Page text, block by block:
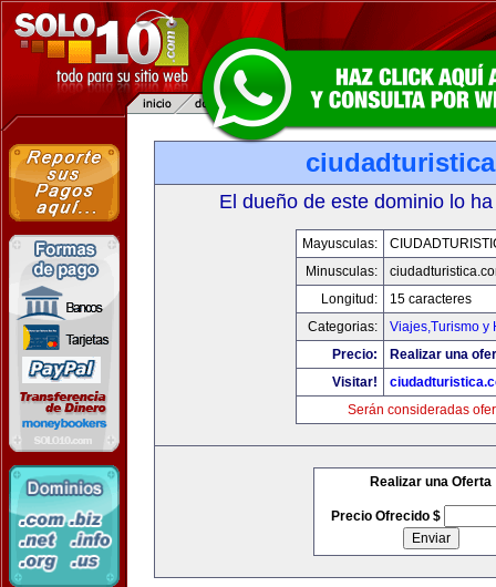
El dueño de este dominio lo
Mayusculas:
Minusculas:
Longitud:
15 caracteres
Categorias:
Viajes,Turismo y
Precio:
Realizar una
Visitar!
Serán consideradas
Realizar una Oferta
Precio Ofrecido $